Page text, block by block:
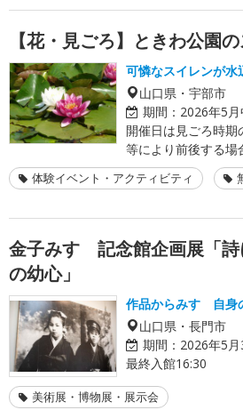
【花・見ごろ】ときわ公園
可憐なスイレンが水
山口県・宇部市
期間： 2026年5
開催日は見ごろ時
等により前後する場
体験イベント・アクティビティ
金子みすゞ記念館企画展「詩
の幼心」
作品からみすゞ自身
山口県・長門市
期間： 2026年5
最終入館16:30
美術展・博物展・展示会